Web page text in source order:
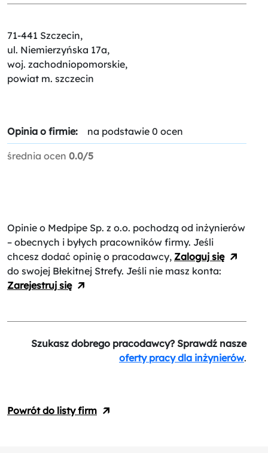
71-441 Szczecin,
ul. Niemierzyńska 17a,
woj. zachodniopomorskie,
powiat m. szczecin
Opinia o firmie: na podstawie 0 ocen
średnia ocen 0.0/5
Opinie o Medpipe Sp. z o.o. pochodzą od inżynierów
– obecnych i byłych pracowników firmy. Jeśli
chcesz dodać opinię o pracodawcy, Zaloguj się
do swojej Błekitnej Strefy. Jeśli nie masz konta:
Zarejestruj się
Szukasz dobrego pracodawcy? Sprawdź nasze
oferty pracy dla inżynierów.
Powrót do listy firm